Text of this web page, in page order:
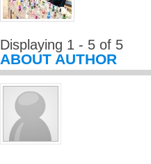
Displaying 1 - 5 of 5
ABOUT AUTHOR